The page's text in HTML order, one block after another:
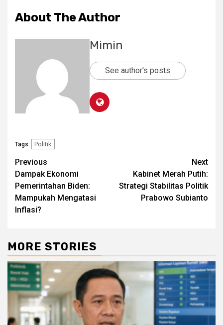
About The Author
Mimin
See author's posts
Tags: Politik
Post
navigation
Previous
Dampak Ekonomi
Pemerintahan Biden:
Mampukah Mengatasi
Inflasi?
Next
Kabinet Merah Putih:
Strategi Stabilitas Politik
Prabowo Subianto
MORE STORIES